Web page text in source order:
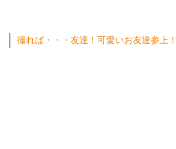
撮れば・・・友達！可愛いお友達参上！